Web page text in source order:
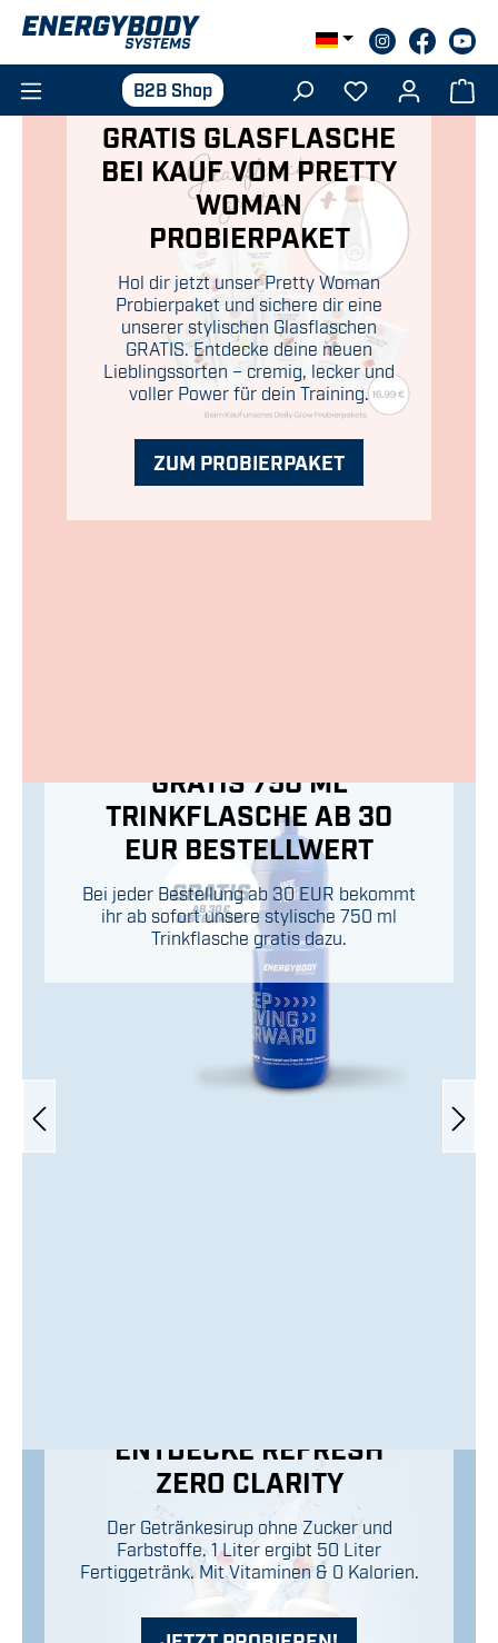
Zum Hauptinhalt springen
B2B Shop
GRATIS GLASFLASCHE
BEI KAUF VOM PRETTY
WOMAN
PROBIERPAKET
Hol dir jetzt unser Pretty Woman
Probierpaket und sichere dir eine
unserer stylischen Glasflaschen
GRATIS. Entdecke deine neuen
Lieblingssorten – cremig, lecker und
voller Power für dein Training.
ZUM PROBIERPAKET
GRATIS 750 ML
TRINKFLASCHE AB 30
EUR BESTELLWERT
Bei jeder Bestellung ab 30 EUR bekommt
ihr ab sofort unsere stylische 750 ml
Trinkflasche gratis dazu.
ENTDECKE REFRESH
ZERO CLARITY
Der Getränkesirup ohne Zucker und
Farbstoffe. 1 Liter ergibt 50 Liter
Fertiggetränk. Mit Vitaminen & 0 Kalorien.